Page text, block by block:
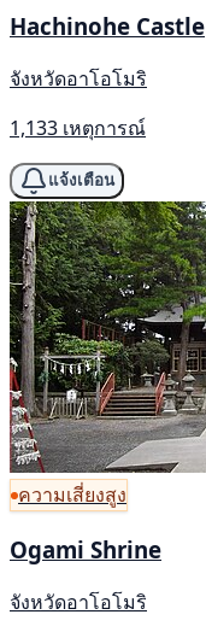
Hachinohe Castle
จังหวัดอาโอโมริ
1,133 เหตุการณ์
แจ้งเตือน
ความเสี่ยงสูง
Ogami Shrine
จังหวัดอาโอโมริ